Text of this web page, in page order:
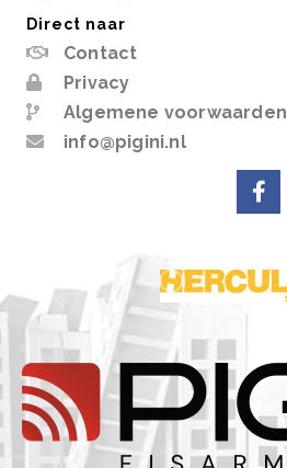
Direct naar
Contact
Privacy
Algemene voorwaarden
info@pigini.nl